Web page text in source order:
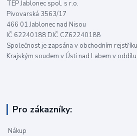
TEP Jablonec spol. s r.o.
Pivovarská 3563/17
466 01 Jablonec nad Nisou
IČ 62240188 DIČ CZ62240188
Společnost je zapsána v obchodním
Krajským soudem v Ústí nad Labem v
Pro zákazníky:
Nákup